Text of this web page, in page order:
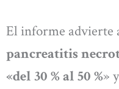
El informe advierte
pancreatitis
«del 30 % al 50 %»